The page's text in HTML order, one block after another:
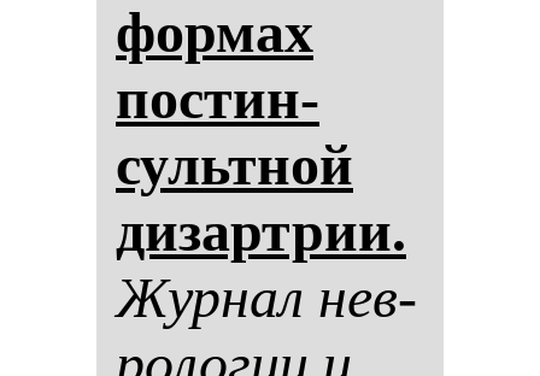
фор­мах
пос­тин­
сультной
ди­зар­трии.
Жур­нал нев­